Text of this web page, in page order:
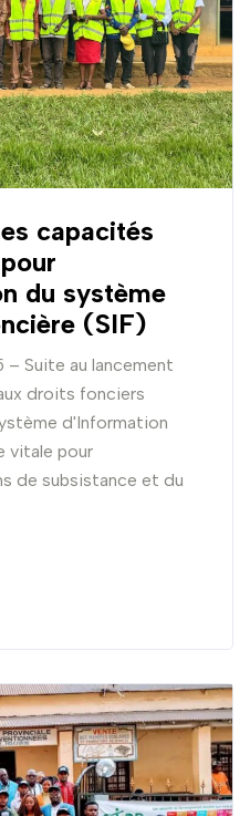
capacités
du système
(SIF)
– Suite au lancement
droits fonciers
d'Information
vitale pour
de subsistance et du